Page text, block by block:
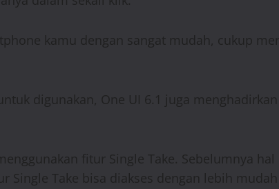
kamu dengan sangat mudah, cukup
digunakan, One UI 6.1 juga
fitur Single Take. Sebelumnya
Take bisa diakses dengan lebih